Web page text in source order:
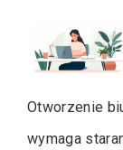
Otworzenie
wymaga